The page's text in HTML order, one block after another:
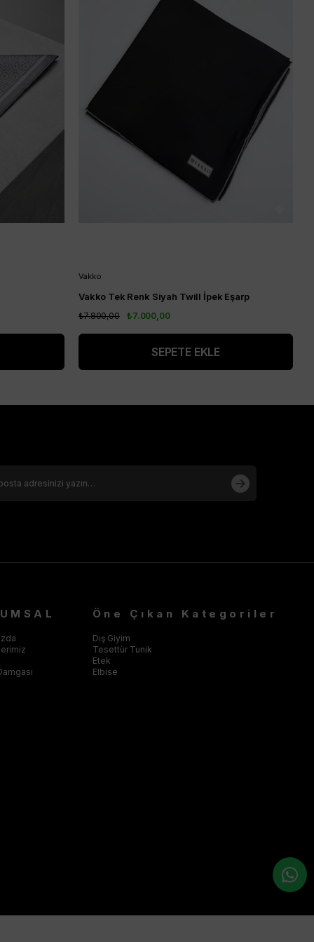
Vakko
Vakko Tek Renk Siyah Twill İpek Eşarp
₺7.000,00
₺7.800,00
SEPETE EKLE
Öne Çıkan Kategoriler
Dış Giyim
Tesettür Tunik
Etek
Elbise